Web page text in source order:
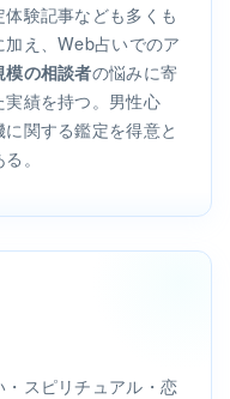
験記事なども多くも
え、Web占いでのア
模の相談者の悩みに寄
実績を持つ。男性心
関する鑑定を得意と
。
スピリチュアル・恋